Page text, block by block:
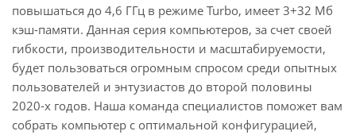
повышаться до 4,6 ГГц в режиме Turbo, имеет 3+32 Мб
кэш-памяти. Данная серия компьютеров, за счет своей
гибкости, производительности и масштабируемости,
будет пользоваться огромным спросом среди опытных
пользователей и энтузиастов до второй половины
2020-х годов. Наша команда специалистов поможет вам
собрать компьютер с оптимальной конфигурацией,